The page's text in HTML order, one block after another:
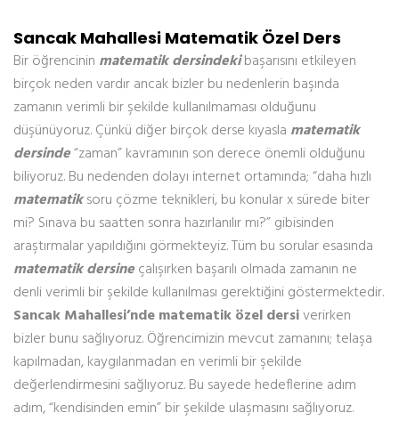
Sancak Mahallesi Matematik Özel Ders
Bir öğrencinin matematik dersindekibaşarısını etkileyen
birçok neden vardır ancak bizler bu nedenlerin başında
zamanın verimli bir şekilde kullanılmaması olduğunu
düşünüyoruz. Çünkü diğer birçok derse kıyasla matematik
dersinde“zaman” kavramının son derece önemli olduğunu
biliyoruz. Bu nedenden dolayı internet ortamında; “daha hızlı
matematiksoru çözme teknikleri, bu konular x sürede biter
mi? Sınava bu saatten sonra hazırlanılır mı?” gibisinden
araştırmalar yapıldığını görmekteyiz. Tüm bu sorular esasında
matematik dersineçalışırken başarılı olmada zamanın ne
denli verimli bir şekilde kullanılması gerektiğini göstermektedir.
Sancak Mahallesi’nde matematik özel dersiverirken
bizler bunu sağlıyoruz. Öğrencimizin mevcut zamanını; telaşa
kapılmadan, kaygılanmadan en verimli bir şekilde
değerlendirmesini sağlıyoruz. Bu sayede hedeflerine adım
adım, “kendisinden emin” bir şekilde ulaşmasını sağlıyoruz.